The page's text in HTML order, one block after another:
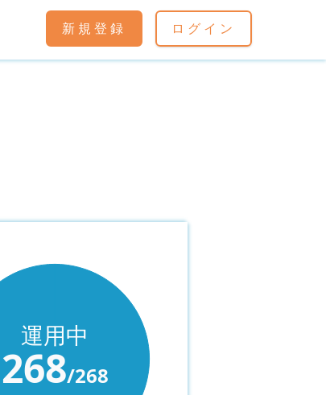
新規登録 ログイン
運用中
268/268